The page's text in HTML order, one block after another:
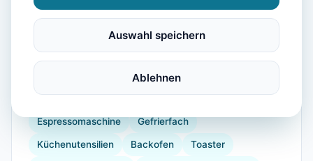
WLAN
Küche Kühlschrank
Geschirrspüler Terrasse Grill Wellness
Wellnessbehandlungen
Kaffeemaschine Herdplatte Geschirr
Espressomaschine Gefrierfach
Küchenutensilien Backofen Toaster
Auswahl speichern
Ablehnen